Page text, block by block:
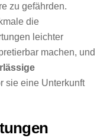
zu gefährden.
die
leichter
machen, und
sie eine Unterkunft